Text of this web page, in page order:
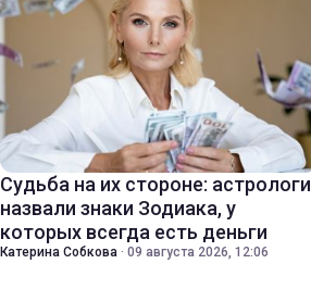
Судьба на их стороне: астрологи
назвали знаки Зодиака, у
которых всегда есть деньги
Катерина Собкова · 09 августа 2026, 12:06